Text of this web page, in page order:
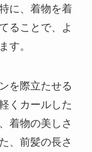
に、着物を着
ることで、よ
す。
を際立たせる
くカールした
着物の美しさ
、前髪の長さ